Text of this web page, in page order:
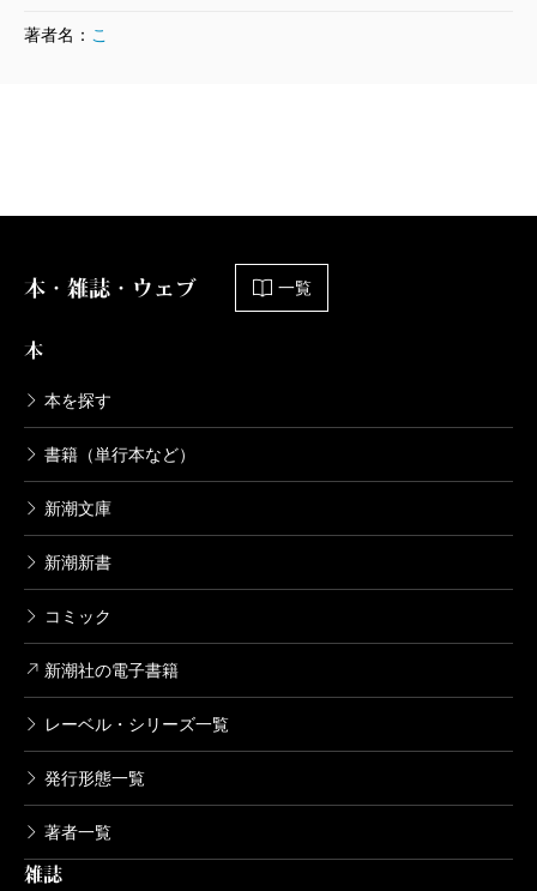
著者名： こ
本・雑誌・ウェブ 一覧
本
本を探す
書籍（単行本など）
新潮文庫
新潮新書
コミック
新潮社の電子書籍
レーベル・シリーズ一覧
発行形態一覧
著者一覧
雑誌